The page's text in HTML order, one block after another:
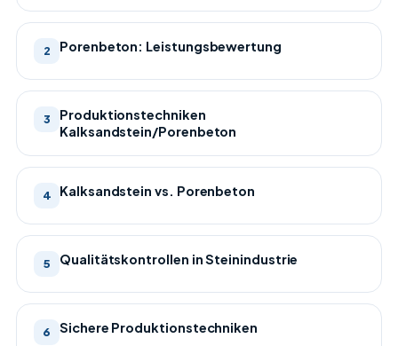
2 Porenbeton: Leistungsbewertung
3
Produktionstechniken
Kalksandstein/Porenbeton
4 Kalksandstein vs. Porenbeton
5 Qualitätskontrollen in Steinindustrie
6 Sichere Produktionstechniken